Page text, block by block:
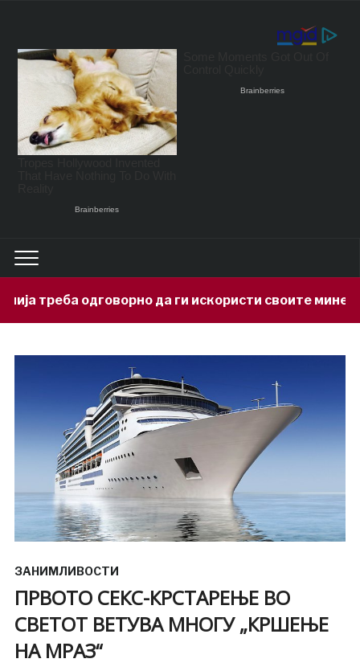
да ги искористи своите минерални богатства
ЗАНИМЛИВОСТИ
ПРВОТО СЕКС-КРСТАРЕЊЕ ВО
СВЕТОТ ВЕТУВА МНОГУ „КРШЕЊЕ
НА МРАЗ“